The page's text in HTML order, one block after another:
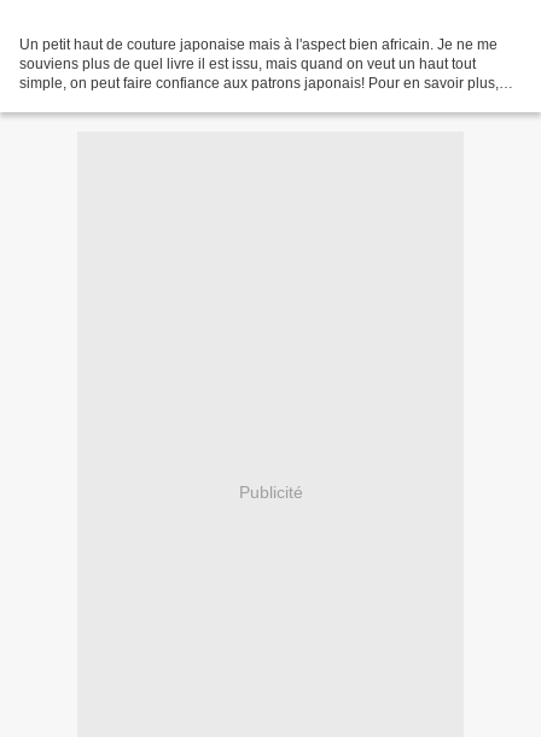
Un petit haut de couture japonaise mais à l'aspect bien africain. Je ne me
souviens plus de quel livre il est issu, mais quand on veut un haut tout
simple, on peut faire confiance aux patrons japonais! Pour en savoir plus,
Publicité